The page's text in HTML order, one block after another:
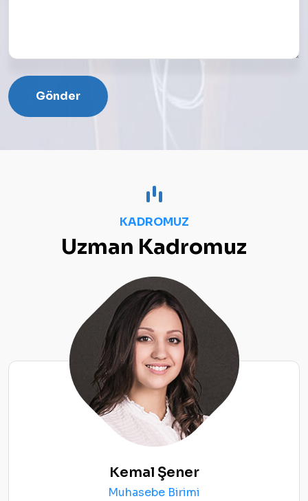
Gönder
KADROMUZ
Uzman Kadromuz
Kemal Şener
Muhasebe Birimi